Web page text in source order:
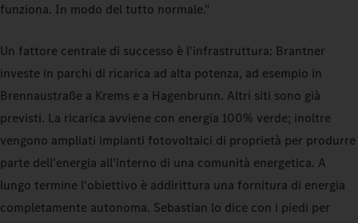
funziona. In modo del tutto normale."
Un fattore centrale di successo è l'infrastruttura: Brantner
investe in parchi di ricarica ad alta potenza, ad esempio in
Brennaustraße a Krems e a Hagenbrunn. Altri siti sono già
previsti. La ricarica avviene con energia 100% verde; inoltre
vengono ampliati impianti fotovoltaici di proprietà per produrre
parte dell'energia all'interno di una comunità energetica. A
lungo termine l'obiettivo è addirittura una fornitura di energia
completamente autonoma. Sebastian lo dice con i piedi per